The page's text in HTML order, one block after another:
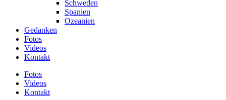
Schweden
Spanien
Ozeanien
Gedanken
Fotos
Videos
Kontakt
Fotos
Videos
Kontakt